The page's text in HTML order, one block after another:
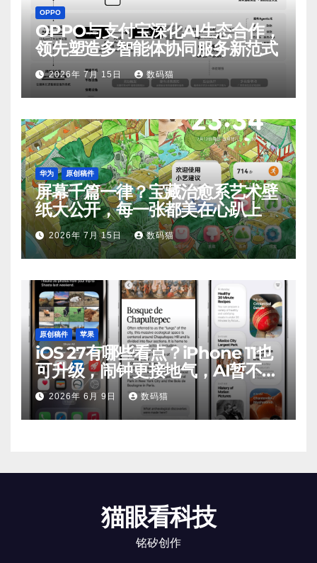
OPPO
OPPO与支付宝深化AI生态合作，
领先塑造多智能体协同服务新范式
2026年 7月 15日 数码猫
华为 原创稿件
屏幕千篇一律？宝藏治愈系艺术壁
纸大公开，每一张都美在心趴上
2026年 7月 15日 数码猫
原创稿件 苹果
iOS 27有哪些看点？iPhone 11也
可升级，闹钟更接地气，AI暂不支
持2026年 6月 9日 数码猫
猫眼看科技
铭矽创作